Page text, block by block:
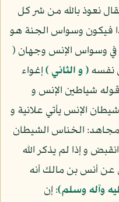
نعوذ بالله من شر كل
فيكون وسواس الجنة هو
وسواس الإنس وجهان (
نفسه( و الثاني )إغواء
شياطين الإنس و
الإنس يأتي علانية و
الخناس الشيطان
و إذا لم يذكر الله
عن أنس بن مالك أنه
وآله وسلم): إن